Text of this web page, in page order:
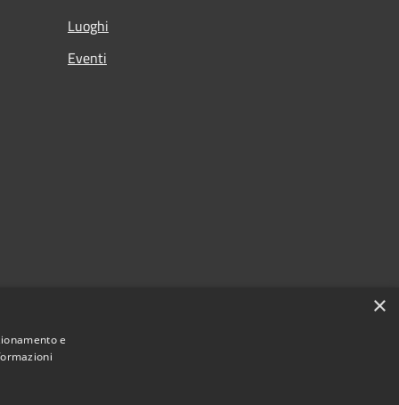
Luoghi
Eventi
×
e